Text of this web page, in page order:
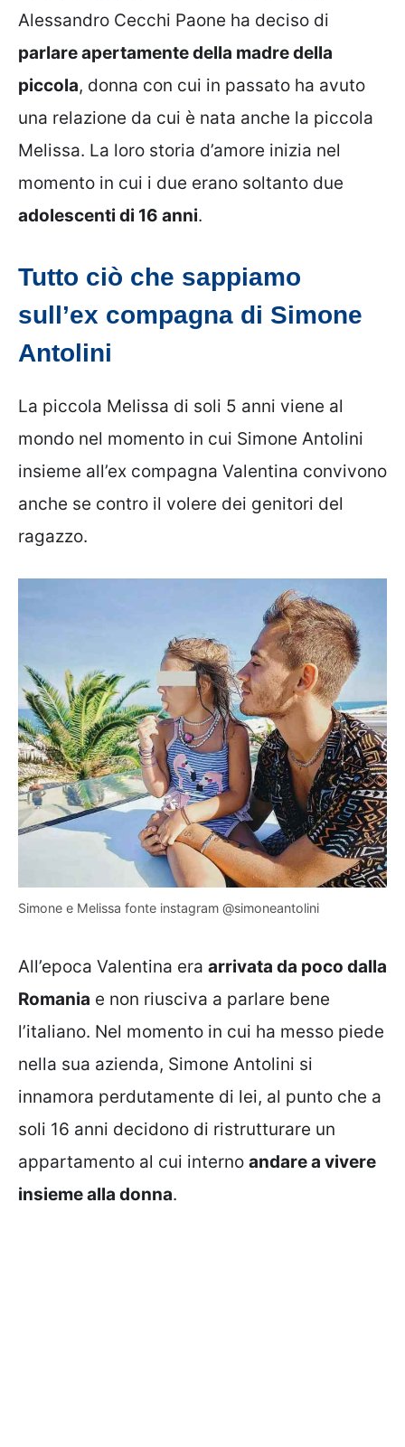
Alessandro Cecchi Paone ha deciso di
parlare apertamente della madre della
piccola, donna con cui in passato ha avuto
una relazione da cui è nata anche la piccola
Melissa. La loro storia d’amore inizia nel
momento in cui i due erano soltanto due
adolescenti di 16 anni.
Tutto ciò che sappiamo
sull’ex compagna di Simone
Antolini
La piccola Melissa di soli 5 anni viene al
mondo nel momento in cui Simone Antolini
insieme all’ex compagna Valentina convivono
anche se contro il volere dei genitori del
ragazzo.
Simone e Melissa fonte instagram @simoneantolini
All’epoca Valentina era arrivata da poco dalla
Romania e non riusciva a parlare bene
l’italiano. Nel momento in cui ha messo piede
nella sua azienda, Simone Antolini si
innamora perdutamente di lei, al punto che a
soli 16 anni decidono di ristrutturare un
appartamento al cui interno andare a vivere
insieme alla donna.